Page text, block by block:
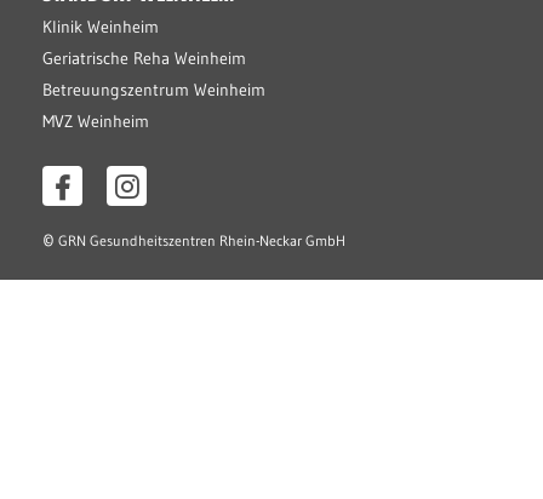
Klinik Weinheim
Geriatrische Reha Weinheim
Betreuungszentrum Weinheim
MVZ Weinheim
© GRN Gesundheitszentren Rhein-Neckar GmbH